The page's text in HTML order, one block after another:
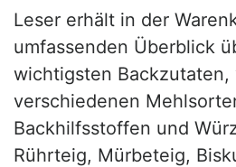
Leser erhält in der
umfassenden Überblick
wichtigsten Backzutaten,
verschiedenen
Backhilfsstoffen und
Rührteig, Mürbeteig,